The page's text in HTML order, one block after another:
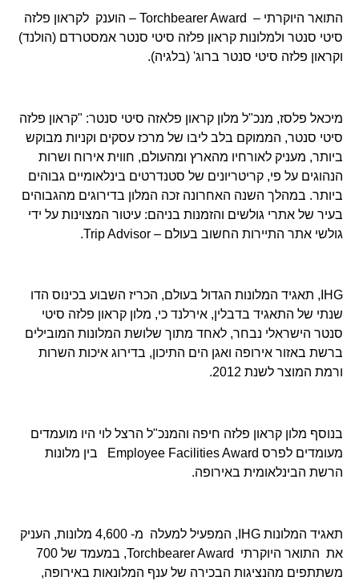
התואר היוקרתי – Torchbearer Award – הוענק לקראון פלזה
סיטי סנטר ולמלונות קראון פלזה סיטי סנטר אמסטרדם (הולנד)
וקראון פלזה סיטי סנטר ברוג' (בלגיה).
מיכאל פלסז, מנכ"ל מלון קראון פלאזה סיטי סנטר: "קראון פלזה
סיטי סנטר, הממוקם בלב ליבו של מרכז עסקים וקניות מבוקש
ביותר, מעניק לאורחיו מהארץ ומהעולם, חווית אירוח ושרות
הנהוגים על פי, קריטריונים של סטנדרטים בינלאומיים גבוהים
ביותר. במהלך השנה האחרונה זכה המלון בדירוגים מהגבוהים
בעיר של אתרי גולשים והזמנות בניהם: עיטור המצוינות על ידי
גולשי אתר התיירות החשוב בעולם – Trip Advisor.
IHG, תאגיד המלונות הגדול בעולם, הכריז השבוע בכינוס הדו
שנתי של התאגיד בדבלין, אירלנד כי, מלון קראון פלזה סיטי
סנטר הישראלי נבחר, לאחד מתוך שלושת המלונות המובילים
ברשת באזור אירופה ואגן הים התיכון, בדירוג איכות השרות
ורמת המוצר לשנת 2012.
בנוסף מלון קראון פלזה חיפה והמנכ"ל הרצל לוי היו מועמדים
מעומדים לפרס Employee Facilities Award בין מלונות
הרשת הבינלאומית באירופה.
תאגיד המלונות IHG, המפעיל למעלה מ- 4,600 מלונות, העניק
את התואר היוקרתי Torchbearer Award, במעמד של 700
משתתפים מהנציגות הבכירה של ענף המלונאות באירופה,